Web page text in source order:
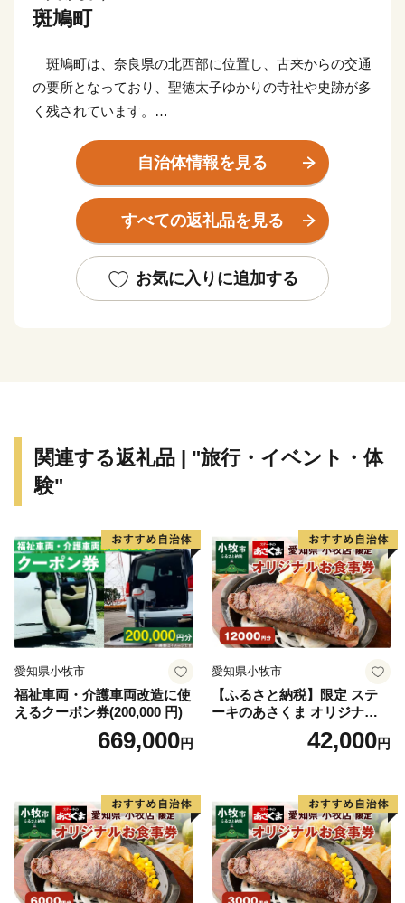
斑鳩町
斑鳩町は、奈良県の北西部に位置し、古来からの交通
の要所となっており、聖徳太子ゆかりの寺社や史跡が多
く残されています。
建造物」が、1993年12月に日本で初めて世界文化遺産
に登録されて、2023年12月に30周年を迎えました。
斑鳩町の魅力を国内外に発信するため、訪日外国人観
光客（インバウンド）向けの観光パンフレットの作成な
年5月には、史跡中宮寺跡がオープンし、新しい観光ス
ポットも登場しました。
資源を生かした産品（農作物・食品・グッズ日用品・書
籍・サービスなど）を『斑鳩ブランド』として認定した
「法隆寺」と言えば、小学校の修学旅行などで訪れた
ことがある方も多いかもしれません。大人になって再び
修学旅行気分で、“あのとき行けなかった場所” “あのと
き行かなかった場所”を訪れると、また新たな発見があ
ります。
大阪（天王寺駅）から電車で約20分で訪れることがで
き、ふるさと納税をきっかけに、2021年に聖徳太子
1400年御遠忌を迎えた斑鳩町にぜひお越しいただき、
聖徳太子のおもかげに出会ってみてはいかがでしょう
自治体情報を見る
すべての返礼品を見る
お気に入りに追加する
関連する返礼品 | "旅行・イベント・体
験"
愛知県小牧市
福祉車両・介護車両改造に使
えるクーポン券(200,000 円)
669,000円
愛知県小牧市
【ふるさと納税】限定 ステ
ーキのあさくま オリジナル
お食事券 12000円 お好きなメ
ニュー 好きなだけ コーンス
県 小牧店 小牧市 チケット 送
料無料
42,000円